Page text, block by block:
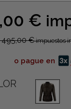
€
495,00 €impuestos
o pague en